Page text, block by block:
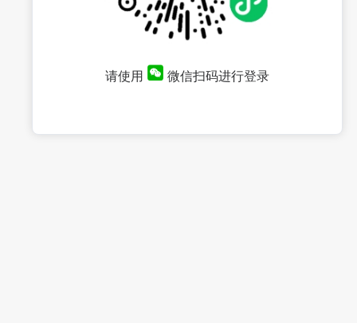
请使用 微信扫码进行登录